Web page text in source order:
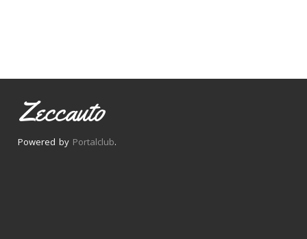
Zeccauto
Powered by Portalclub.